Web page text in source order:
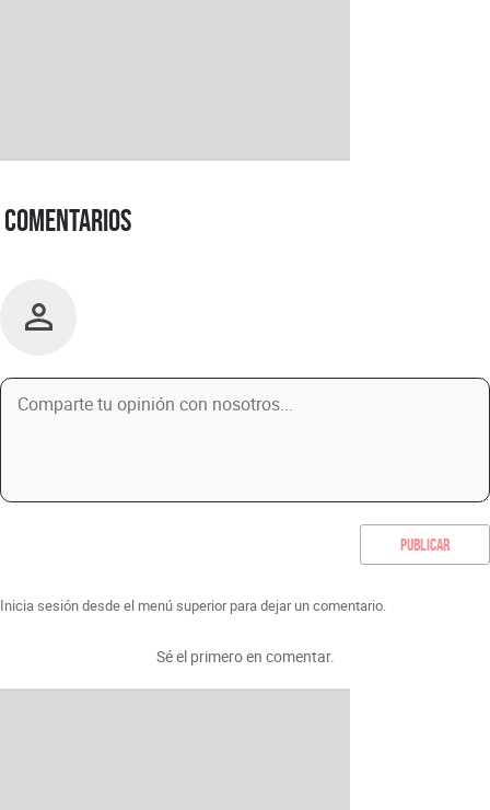
Comentarios
Publicar
Inicia sesión desde el menú superior para dejar un comentario.
Sé el primero en comentar.